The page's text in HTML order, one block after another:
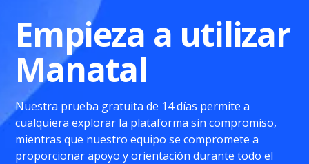
Empieza a utilizar
Manatal
Nuestra prueba gratuita de 14 días permite a
cualquiera explorar la plataforma sin compromiso,
mientras que nuestro equipo se compromete a
proporcionar apoyo y orientación durante todo el